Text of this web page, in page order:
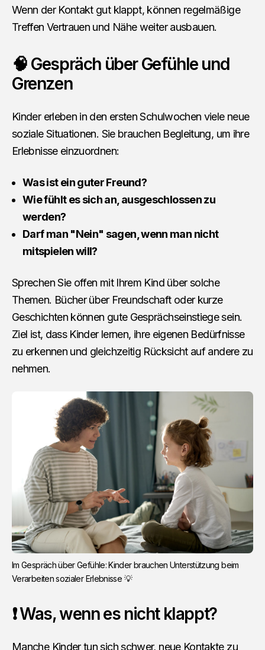
Wenn der Kontakt gut klappt, können regelmäßige
Treffen Vertrauen und Nähe weiter ausbauen.
🧠 Gespräch über Gefühle und
Grenzen
Kinder erleben in den ersten Schulwochen viele neue
soziale Situationen. Sie brauchen Begleitung, um ihre
Erlebnisse einzuordnen:
Was ist ein guter Freund?
Wie fühlt es sich an, ausgeschlossen zu
werden?
Darf man "Nein" sagen, wenn man nicht
mitspielen will?
Sprechen Sie offen mit Ihrem Kind über solche
Themen. Bücher über Freundschaft oder kurze
Geschichten können gute Gesprächseinstiege sein.
Ziel ist, dass Kinder lernen, ihre eigenen Bedürfnisse
zu erkennen und gleichzeitig Rücksicht auf andere zu
nehmen.
Im Gespräch über Gefühle: Kinder brauchen Unterstützung beim
Verarbeiten sozialer Erlebnisse 💡
❗ Was, wenn es nicht klappt?
Manche Kinder tun sich schwer, neue Kontakte zu